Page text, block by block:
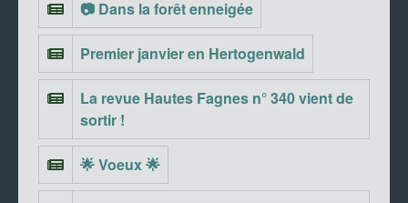
📷 Dans la forêt enneigée
Premier janvier en Hertogenwald
La revue Hautes Fagnes n° 340 vient de
sortir !
🌟 Voeux 🌟